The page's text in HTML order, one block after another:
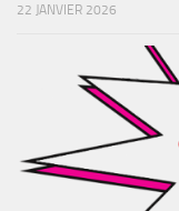
22 JANVIER 2026